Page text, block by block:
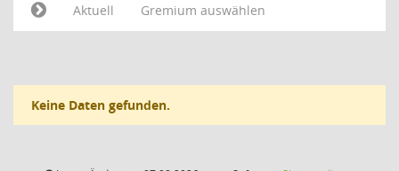
Aktuell
Gremium auswählen
Keine Daten gefunden.